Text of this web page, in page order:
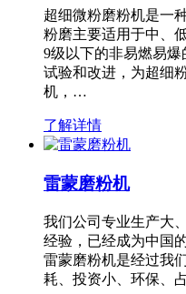
超细微粉磨粉机是一
粉磨主要适用于中、
9级以下的非易燃易
试验和改进，为超细
机，…
了解详情
雷蒙磨粉机
我们公司专业生产大
经验，已经成为中国
雷蒙磨粉机是经过我
耗、投资小、环保、